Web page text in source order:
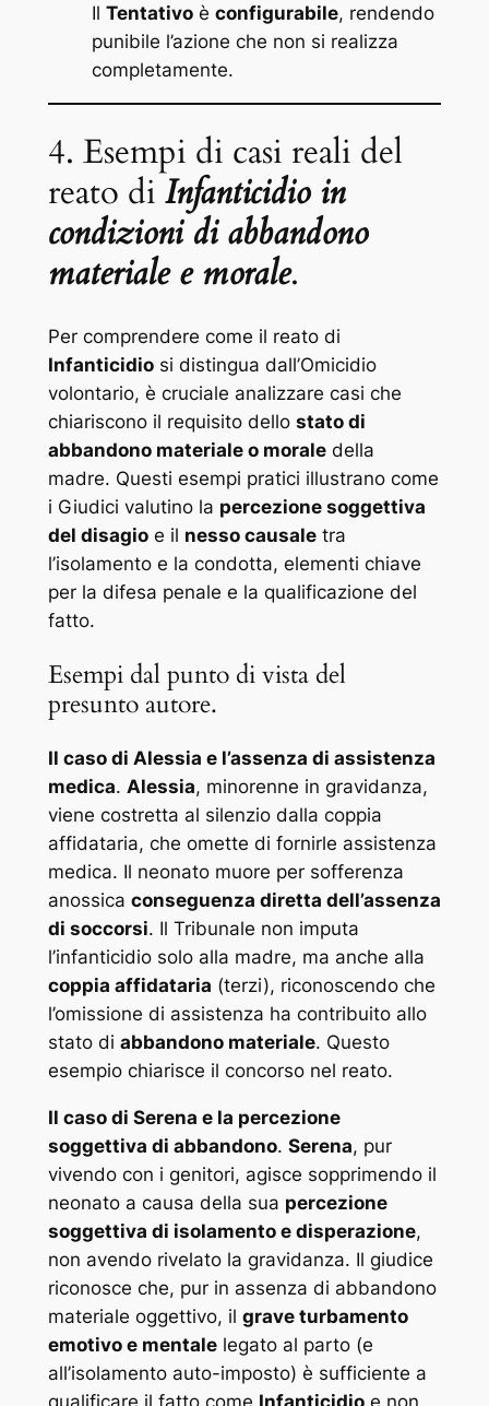
Il Tentativoè configurabile, rendendo
punibile l’azione che non si realizza
completamente.
4. Esempi di casi reali del
reato di Infanticidio in
condizioni di abbandono
materiale e morale.
Per comprendere come il reato di
Infanticidiosi distingua dall’Omicidio
volontario, è cruciale analizzare casi che
chiariscono il requisito dello stato di
abbandono materiale o moraledella
madre. Questi esempi pratici illustrano come
i Giudici valutino la percezione soggettiva
del disagioe il nesso causaletra
l’isolamento e la condotta, elementi chiave
per la difesa penale e la qualificazione del
fatto.
Esempi dal punto di vista del
presunto autore.
Il caso di Alessia e l’assenza di assistenza
medica. Alessia, minorenne in gravidanza,
viene costretta al silenzio dalla coppia
affidataria, che omette di fornirle assistenza
medica. Il neonato muore per sofferenza
anossica conseguenza diretta dell’assenza
di soccorsi. Il Tribunale non imputa
l’infanticidio solo alla madre, ma anche alla
coppia affidataria (terzi), riconoscendo che
l’omissione di assistenza ha contribuito allo
stato di abbandono materiale. Questo
esempio chiarisce il concorso nel reato.
Il caso di Serena e la percezione
soggettiva di abbandono. Serena, pur
vivendo con i genitori, agisce sopprimendo il
neonato a causa della sua percezione
soggettiva di isolamento e disperazione,
non avendo rivelato la gravidanza. Il giudice
riconosce che, pur in assenza di abbandono
materiale oggettivo, il grave turbamento
emotivo e mentalelegato al parto (e
all’isolamento auto-imposto) è sufficiente a